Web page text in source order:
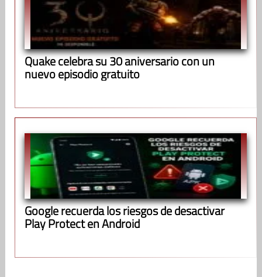
Quake celebra su 30 aniversario con un
nuevo episodio gratuito
Google recuerda los riesgos de desactivar
Play Protect en Android